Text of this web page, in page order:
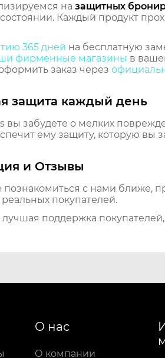
на защитных
Каждый продукт
365 дней на бесплатную
фирменные магазины в
заказ через
защита каждый день
вы забудете о мелких
ему защиту, которую вы
и Отзывы
познакомиться с нами ближе,
покупателей.
поддержка
О нас
О компании